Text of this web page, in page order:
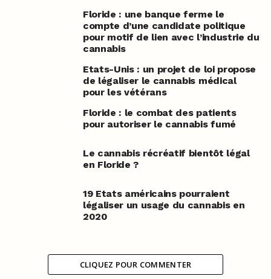
Floride : une banque ferme le
compte d’une candidate politique
pour motif de lien avec l’industrie du
cannabis
Etats-Unis : un projet de loi propose
de légaliser le cannabis médical
pour les vétérans
Floride : le combat des patients
pour autoriser le cannabis fumé
Le cannabis récréatif bientôt légal
en Floride ?
19 Etats américains pourraient
légaliser un usage du cannabis en
2020
CLIQUEZ POUR COMMENTER